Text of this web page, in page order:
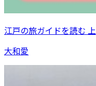
江戸の旅ガイドを読む 上
大和愛